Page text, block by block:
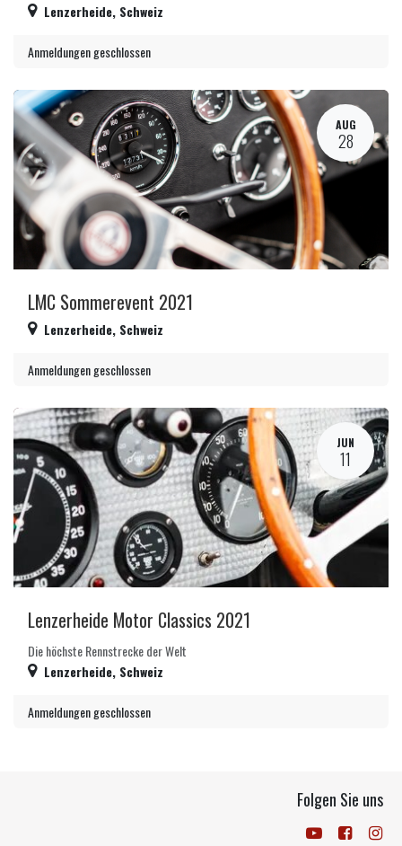
Lenzerheide, Schweiz
Anmeldungen geschlossen
AUG
28
LMC Sommerevent 2021
Lenzerheide, Schweiz
Anmeldungen geschlossen
JUN
11
Lenzerheide Motor Classics 2021
Die höchste Rennstrecke der Welt
Lenzerheide, Schweiz
Anmeldungen geschlossen
Folgen Sie uns